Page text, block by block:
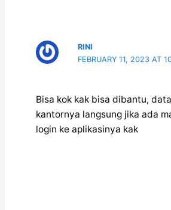
RINI
FEBRUARY 11, 2023 AT
Bisa kok kak bisa dibantu,
kantornya langsung jika ada
login ke aplikasinya kak